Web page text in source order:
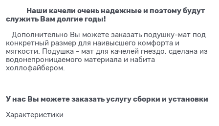
Наши качели очень надежные и поэтому будут
служить Вам долгие годы!
⁠ Дополнительно Вы можете заказать подушку-мат под
конкретный размер для наивысшего комфорта и
мягкости. Подушка - мат для качелей гнездо, сделана из
водонепроницаемого материала и набита
холлофайбером.
У нас Вы можете заказать услугу сборки и установки
Характеристики